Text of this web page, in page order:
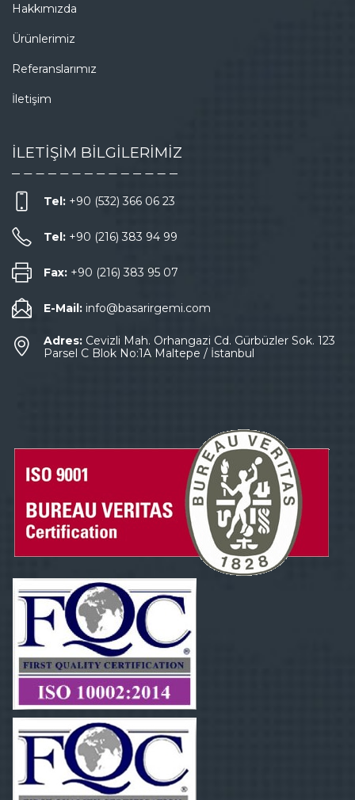
Hakkımızda
Ürünlerimiz
Referanslarımız
İletişim
İLETİŞİM BİLGİLERİMİZ
Tel: +90 (532) 366 06 23
Tel: +90 (216) 383 94 99
Fax: +90 (216) 383 95 07
E-Mail: info@basarirgemi.com
Adres: Cevizli Mah. Orhangazi Cd. Gürbüzler Sok. 123
Parsel C Blok No:1A Maltepe / İstanbul